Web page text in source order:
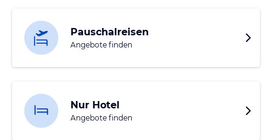
Pauschalreisen
Angebote finden
Nur Hotel
Angebote finden